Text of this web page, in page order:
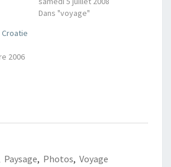
Dans "voyage"
2006
Paysage, Photos, Voyage